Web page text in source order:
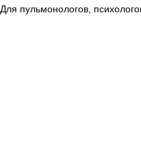
Для пульмонологов,